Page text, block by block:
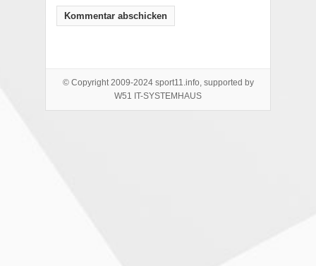
© Copyright 2009-2024 sport11.info, supported by
W51 IT-SYSTEMHAUS